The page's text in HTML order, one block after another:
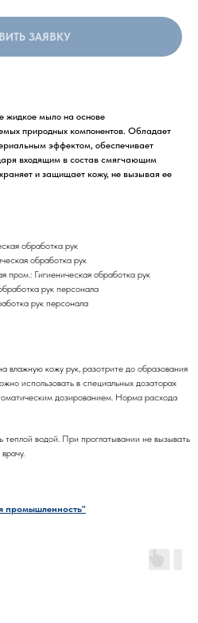
ЗАЯВКУ
жидкое мыло на основе
природных компонентов. Обладает
эффектом, обеспечивает
входящим в состав смягчающим
и защищает кожу, не вызывая ее
обработка рук
обработка рук
пром.: Гигиеническая обработка рук
рук персонала
рук персонала
влажную кожу рук, разотрите до образования
использовать в специальных дозаторах
дозированием. Норма расхода
водой. При проглатывании не вызывать
промышленность"